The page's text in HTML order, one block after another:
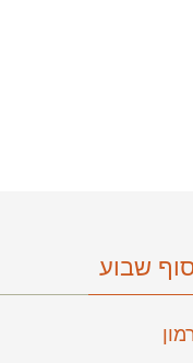
שבוע